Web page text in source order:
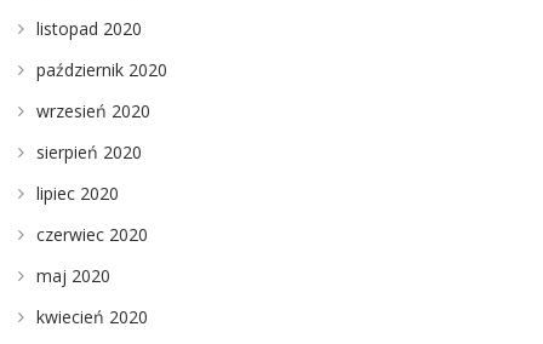
listopad 2020
październik 2020
wrzesień 2020
sierpień 2020
lipiec 2020
czerwiec 2020
maj 2020
kwiecień 2020